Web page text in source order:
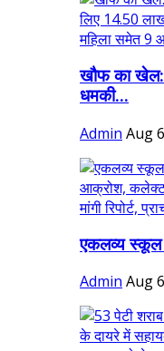
खौफ का खेल:
धमकी...
Admin Aug
एकलव्य स्कूल
Admin Aug